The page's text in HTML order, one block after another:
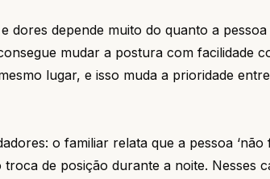
dores depende muito do quanto a pessoa
mudar a postura com facilidade
lugar, e isso muda a prioridade
o familiar relata que a pessoa ‘não
de posição durante a noite. Nesses